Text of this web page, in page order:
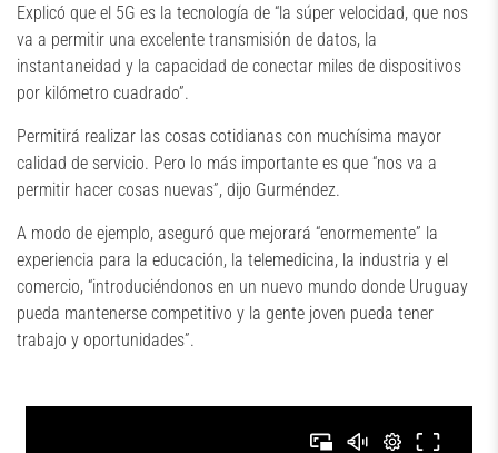
Explicó que el 5G es la tecnología de “la súper velocidad, que nos
va a permitir una excelente transmisión de datos, la
instantaneidad y la capacidad de conectar miles de dispositivos
por kilómetro cuadrado”.
Permitirá realizar las cosas cotidianas con muchísima mayor
calidad de servicio. Pero lo más importante es que “nos va a
permitir hacer cosas nuevas”, dijo Gurméndez.
A modo de ejemplo, aseguró que mejorará “enormemente” la
experiencia para la educación, la telemedicina, la industria y el
comercio, “introduciéndonos en un nuevo mundo donde Uruguay
pueda mantenerse competitivo y la gente joven pueda tener
trabajo y oportunidades”.